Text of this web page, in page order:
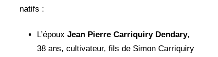
natifs :
L’époux Jean Pierre Carriquiry Dendary,
38 ans, cultivateur, fils de Simon Carriquiry